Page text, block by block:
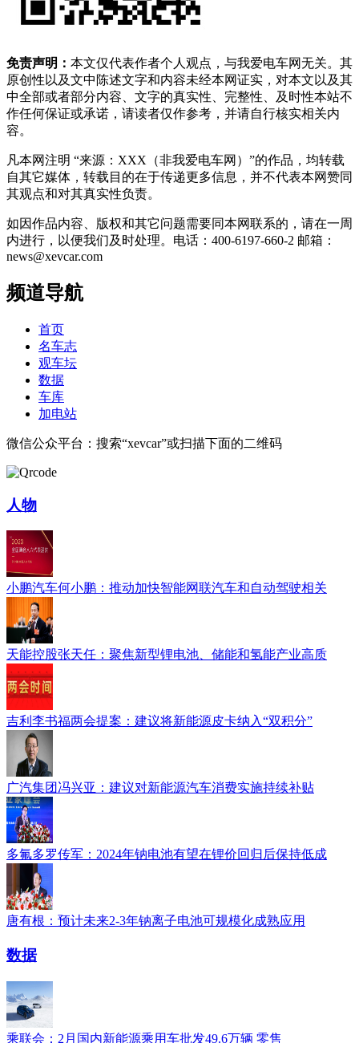
免责声明： 本文仅代表作者个人观点，与我爱电车网无关。其
原创性以及文中陈述文字和内容未经本网证实，对本文以及其
中全部或者部分内容、文字的真实性、完整性、及时性本站不
作任何保证或承诺，请读者仅作参考，并请自行核实相关内
容。
凡本网注明 “来源：XXX（非我爱电车网）”的作品，均转载
自其它媒体，转载目的在于传递更多信息，并不代表本网赞同
其观点和对其真实性负责。
如因作品内容、版权和其它问题需要同本网联系的，请在一周
内进行，以便我们及时处理。电话：400-6197-660-2 邮箱：
news@xevcar.com
频道导航
首页
名车志
观车坛
数据
车库
加电站
微信公众平台：搜索“xevcar”或扫描下面的二维码
人物
小鹏汽车何小鹏：推动加快智能网联汽车和自动驾驶相关
天能控股张天任：聚焦新型锂电池、储能和氢能产业高质
吉利李书福两会提案：建议将新能源皮卡纳入“双积分”
广汽集团冯兴亚：建议对新能源汽车消费实施持续补贴
多氟多罗传军：2024年钠电池有望在锂价回归后保持低成
唐有根：预计未来2-3年钠离子电池可规模化成熟应用
数据
乘联会：2月国内新能源乘用车批发49.6万辆 零售